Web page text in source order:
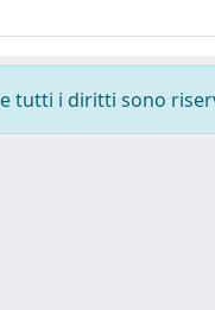
tutti i diritti sono